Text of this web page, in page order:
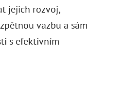
jejich rozvoj,
vazbu a sám
s efektivním